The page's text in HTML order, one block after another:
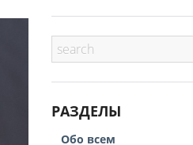
РАЗДЕЛЫ
Обо всем